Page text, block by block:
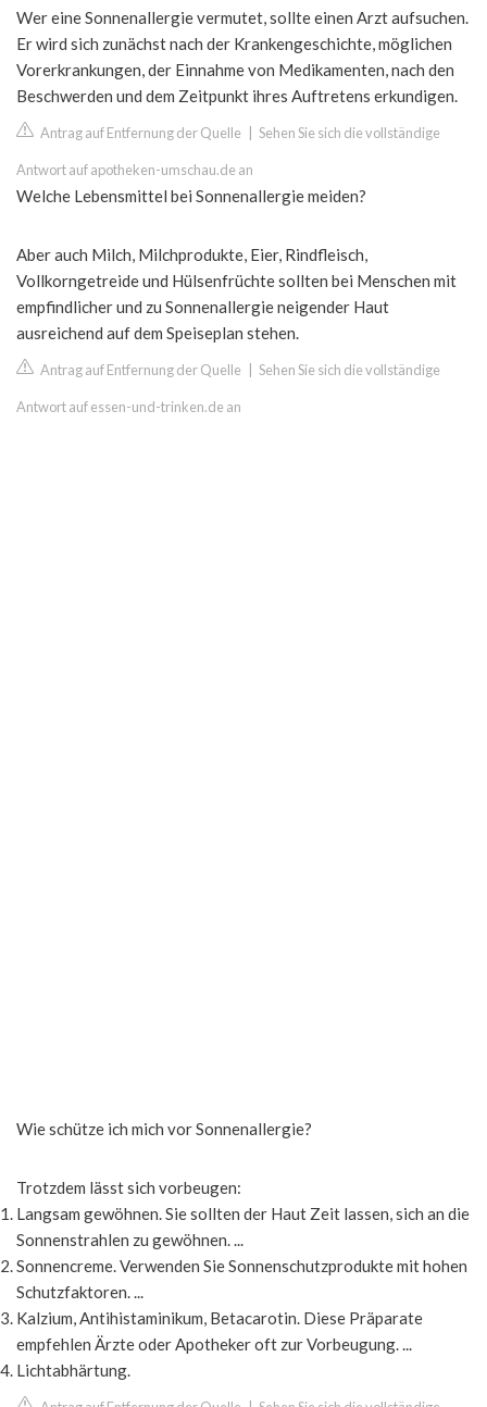
Wer eine Sonnenallergie vermutet, sollte einen Arzt aufsuchen.
Er wird sich zunächst nach der Krankengeschichte, möglichen
Vorerkrankungen, der Einnahme von Medikamenten, nach den
Beschwerden und dem Zeitpunkt ihres Auftretens erkundigen.
Antrag auf Entfernung der Quelle Sehen Sie sich die vollständige
Antwort auf apotheken-umschau.de an
Welche Lebensmittel bei Sonnenallergie meiden?
Aber auch Milch, Milchprodukte, Eier, Rindfleisch,
Vollkorngetreide und Hülsenfrüchte sollten bei Menschen mit
empfindlicher und zu Sonnenallergie neigender Haut
ausreichend auf dem Speiseplan stehen.
Antrag auf Entfernung der Quelle Sehen Sie sich die vollständige
Antwort auf essen-und-trinken.de an
Wie schütze ich mich vor Sonnenallergie?
Trotzdem lässt sich vorbeugen:
Langsam gewöhnen. Sie sollten der Haut Zeit lassen, sich an die
Sonnenstrahlen zu gewöhnen. ...
Sonnencreme. Verwenden Sie Sonnenschutzprodukte mit hohen
Schutzfaktoren. ...
Kalzium, Antihistaminikum, Betacarotin. Diese Präparate
empfehlen Ärzte oder Apotheker oft zur Vorbeugung. ...
Lichtabhärtung.